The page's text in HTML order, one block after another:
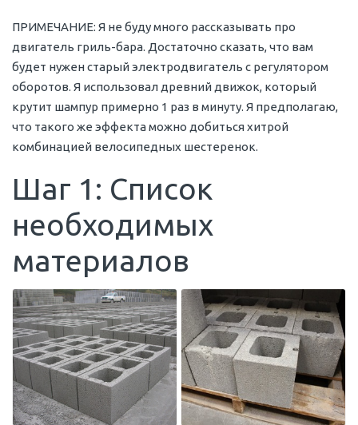
ПРИМЕЧАНИЕ: Я не буду много рассказывать про
двигатель гриль-бара. Достаточно сказать, что вам
будет нужен старый электродвигатель с регулятором
оборотов. Я использовал древний движок, который
крутит шампур примерно 1 раз в минуту. Я предполагаю,
что такого же эффекта можно добиться хитрой
комбинацией велосипедных шестеренок.
Шаг 1: Список
необходимых
материалов